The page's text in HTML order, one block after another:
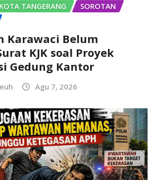
KOTA TANGERANG
SOROTAN
Karawaci Belum
KJK soal Proyek
Gedung Kantor
Agu 7, 2026